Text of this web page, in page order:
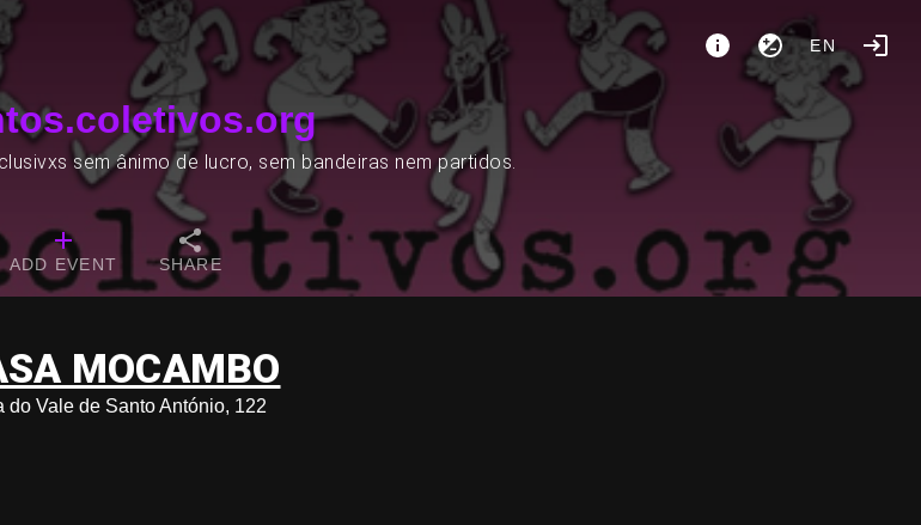
EN
sem ânimo de lucro, sem bandeiras nem partidos.
ADD EVENT SHARE
MOCAMBO
do Vale de Santo António, 122